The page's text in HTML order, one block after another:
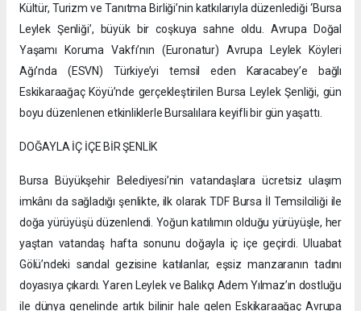
Kültür, Turizm ve Tanıtma Birliği’nin katkılarıyla düzenlediği ‘Bursa
Leylek Şenliği’, büyük bir coşkuya sahne oldu. Avrupa Doğal
Yaşamı Koruma Vakfı’nın (Euronatur) Avrupa Leylek Köyleri
Ağı’nda (ESVN) Türkiye’yi temsil eden Karacabey’e bağlı
Eskikaraağaç Köyü’nde gerçekleştirilen Bursa Leylek Şenliği, gün
boyu düzenlenen etkinliklerle Bursalılara keyifli bir gün yaşattı.
DOĞAYLA İÇ İÇE BİR ŞENLİK
Bursa Büyükşehir Belediyesi’nin vatandaşlara ücretsiz ulaşım
imkânı da sağladığı şenlikte, ilk olarak TDF Bursa İl Temsilciliği ile
doğa yürüyüşü düzenlendi. Yoğun katılımın olduğu yürüyüşle, her
yaştan vatandaş hafta sonunu doğayla iç içe geçirdi. Uluabat
Gölü’ndeki sandal gezisine katılanlar, eşsiz manzaranın tadını
doyasıya çıkardı. Yaren Leylek ve Balıkçı Adem Yılmaz’ın dostluğu
ile dünya genelinde artık bilinir hale gelen Eskikaraağaç Avrupa